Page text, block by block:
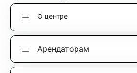
О центре
Арендаторам